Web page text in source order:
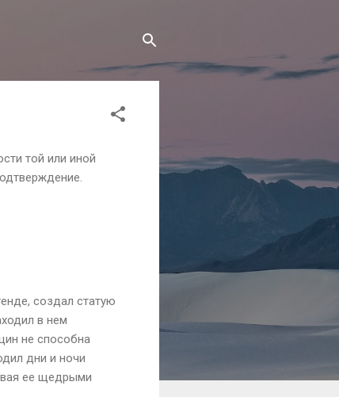
той или иной
создал статую
в нем
не способна
дни и ночи
ее щедрыми